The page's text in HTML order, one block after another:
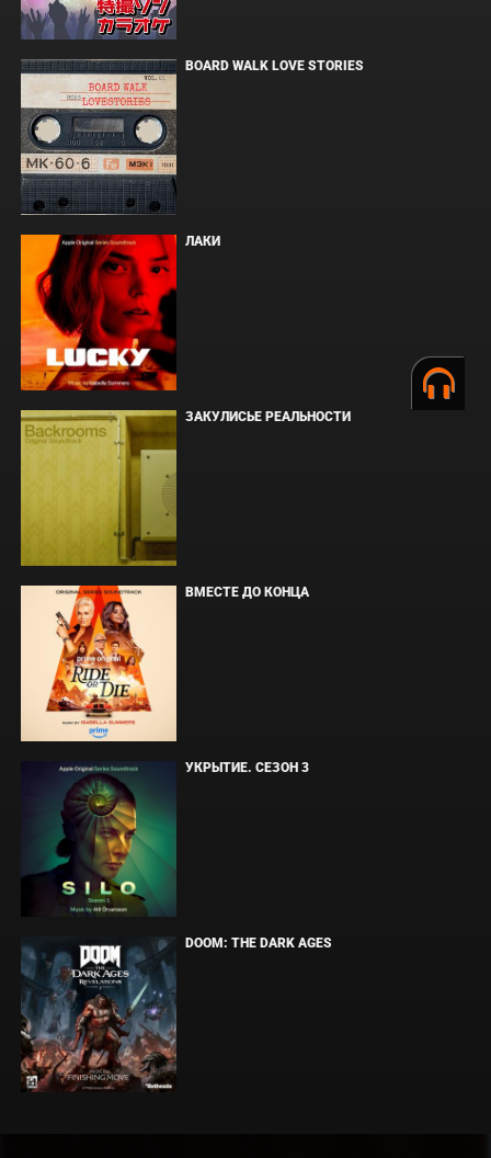
BOARD WALK LOVE STORIES
ЛАКИ
ЗАКУЛИСЬЕ РЕАЛЬНОСТИ
ВМЕСТЕ ДО КОНЦА
УКРЫТИЕ. СЕЗОН 3
DOOM: THE DARK AGES